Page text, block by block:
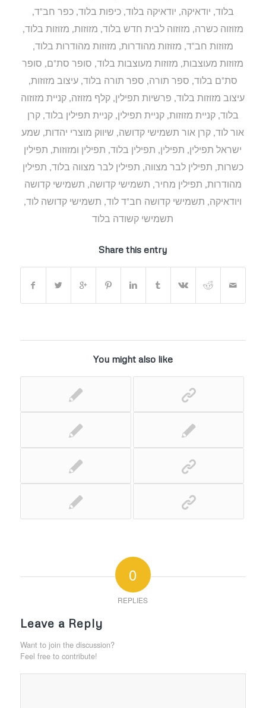
בלוד יודאיקה יודאיקה בלוד ,כיפות בלוד ,כפר חב"ד
מזוזוה כשרה מזוזוה לבית חדש בלוד מזוזות מזוזות בלוד
מזוזות חב"ד מזוזות מהודרות מזוזות מהודרות בלוד
מזוזות מעוצבות, מזוזות מעוצבות בלוד, סופר סת"ם סופר
סת"ם בלוד ספר תורה ספר תורה בלוד ,עיצוב מזוזות
עיצוב מזוזות בלוד, פרשיות תפילין קלף מזוזה קניית מזוזוה
בלוד ,קניית מזוזות ,קניית תפילין ,קניית תפילין בלוד ,קרן
אור לוד, קרן אור תשמישי קדושה שיווק מוצרי יהדות, שמע
ישראל תפילין תפילין תפילין בלוד, תפילין ומזוזות, תפילין
כשרות תפילין לבר מצווה תפילין לבר מצווה בלוד תפילין
מהודרות תפילין מחיר תשמישי קדושה תשמישי קדושה
ויודאיקה תשמישי קדושה חב"ד לוד, תשמישי קדושה לוד,
תשמישי קשודה בלוד
Share this entry
You might also like
0
REPLIES
Leave a Reply
Want to join the discussion?
Feel free to contribute!